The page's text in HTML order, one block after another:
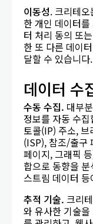
이동성. 크리테
한 개인 데이터
터 처리 동의 또
한 또 다른 데이
달할 수 있습니다.
데이터 수
수동 수집. 대부
정보를 자동 수
토콜(IP) 주소,
(ISP), 참조/출구
페이지, 그래픽
합으로 동향을
스트림 데이터
추적 기술. 크리
와 유사한 기술